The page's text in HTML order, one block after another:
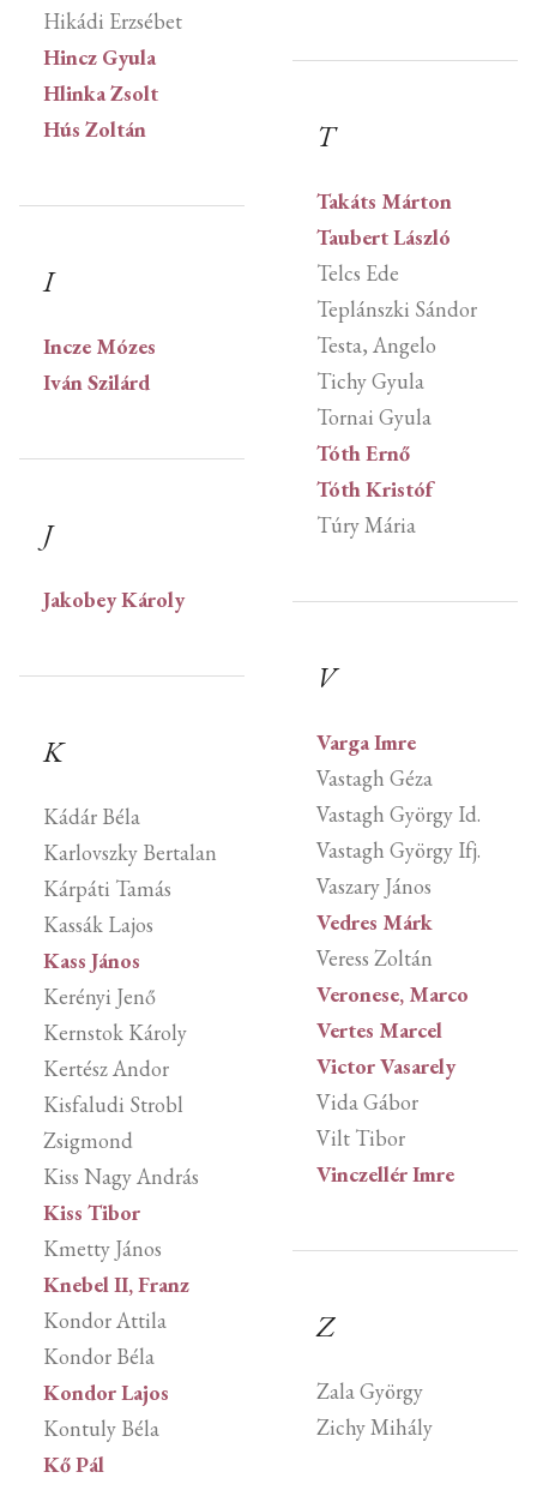
Hikádi Erzsébet
Hincz Gyula
Hlinka Zsolt
Hús Zoltán
I
Incze Mózes
Iván Szilárd
J
Jakobey Károly
K
Kádár Béla
Karlovszky Bertalan
Kárpáti Tamás
Kassák Lajos
Kass János
Kerényi Jenő
Kernstok Károly
Kertész Andor
Kisfaludi Strobl
Zsigmond
Kiss Nagy András
Kiss Tibor
Kmetty János
Knebel II, Franz
Kondor Attila
Kondor Béla
Kondor Lajos
Kontuly Béla
Kő Pál
T
Takáts Márton
Taubert László
Telcs Ede
Teplánszki Sándor
Testa, Angelo
Tichy Gyula
Tornai Gyula
Tóth Ernő
Tóth Kristóf
Túry Mária
V
Varga Imre
Vastagh Géza
Vastagh György Id.
Vastagh György Ifj.
Vaszary János
Vedres Márk
Veress Zoltán
Veronese, Marco
Vertes Marcel
Victor Vasarely
Vida Gábor
Vilt Tibor
Vinczellér Imre
Z
Zala György
Zichy Mihály